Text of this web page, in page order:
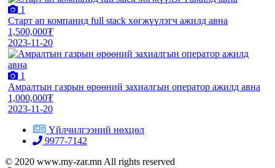
1
Старт ап компанид full stack хөгжүүлэгч ажилд авна
1,500,000₮
2023-11-20
1
Амралтын газрын өрөөний захиалгын оператор ажилд авна
1,000,000₮
2023-11-20
Үйлчилгээний нөхцөл
9977-7142
© 2020 www.my-zar.mn All rights reserved